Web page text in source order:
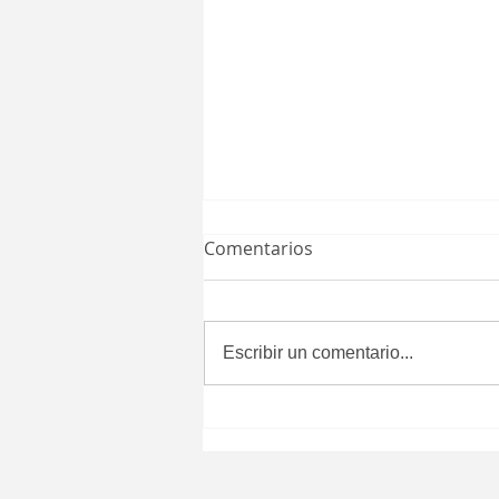
Comentarios
Escribir un comentario...